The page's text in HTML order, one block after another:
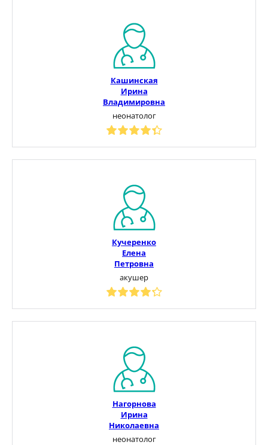
Кашинская
Ирина
Владимировна
неонатолог
Кучеренко
Елена
Петровна
акушер
Нагорнова
Ирина
Николаевна
неонатолог